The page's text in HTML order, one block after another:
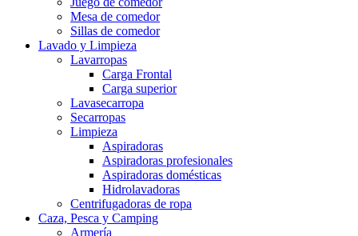
Mesa de comedor
Sillas de comedor
Lavado y Limpieza
Lavarropas
Carga Frontal
Carga superior
Lavasecarropa
Secarropas
Limpieza
Aspiradoras
Aspiradoras profesionales
Aspiradoras domésticas
Hidrolavadoras
Centrifugadoras de ropa
Caza, Pesca y Camping
Armería